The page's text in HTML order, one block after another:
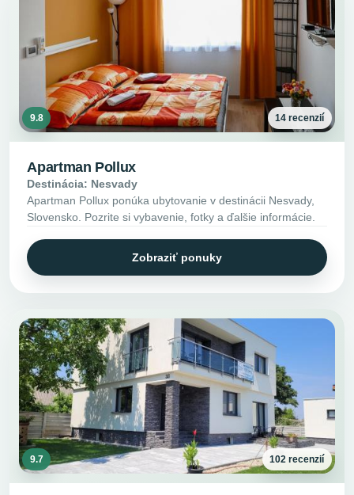
9.8 14 recenzií
Apartman Pollux
Destinácia: Nesvady
Apartman Pollux ponúka ubytovanie v destinácii Nesvady,
Slovensko. Pozrite si vybavenie, fotky a ďalšie informácie.
Zobraziť ponuky
9.7 102 recenzií